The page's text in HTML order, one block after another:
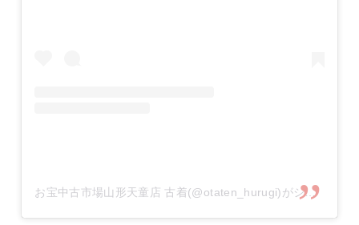
お宝中古市場山形天童店 古着(@otaten_hurugi)がシェアした投稿